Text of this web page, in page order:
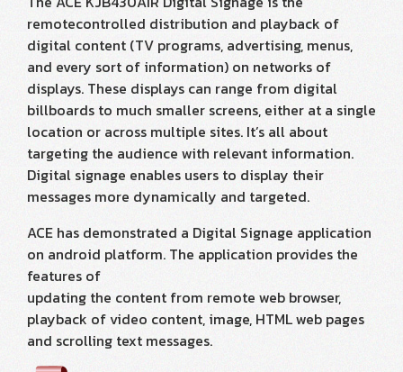
remotecontrolled distribution and playback of
digital content (TV programs, advertising, menus,
and every sort of information) on networks of
displays. These displays can range from digital
billboards to much smaller screens, either at a single
location or across multiple sites. It’s all about
targeting the audience with relevant information.
Digital signage enables users to display their
messages more dynamically and targeted.
ACE has demonstrated a Digital Signage application
on android platform. The application provides the
features of
updating the content from remote web browser,
playback of video content, image, HTML web pages
and scrolling text messages.